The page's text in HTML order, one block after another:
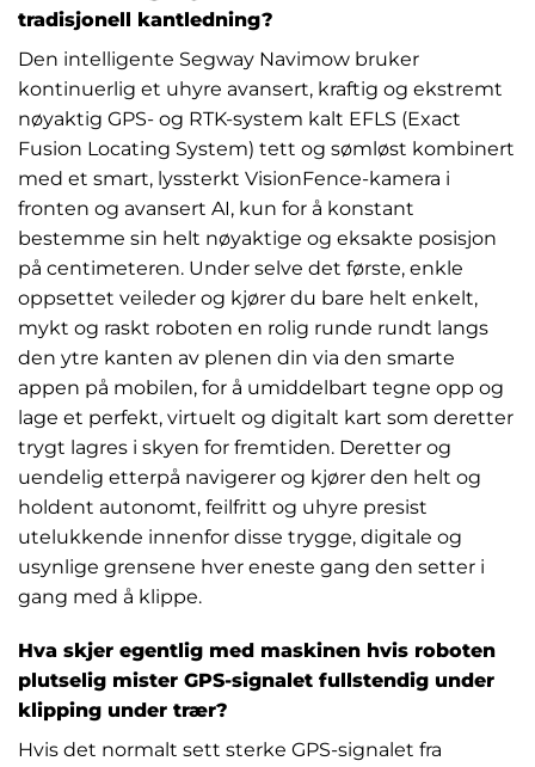
tradisjonell kantledning?
Den intelligente Segway Navimow bruker
kontinuerlig et uhyre avansert, kraftig og ekstremt
nøyaktig GPS- og RTK-system kalt EFLS (Exact
Fusion Locating System) tett og sømløst kombinert
med et smart, lyssterkt VisionFence-kamera i
fronten og avansert AI, kun for å konstant
bestemme sin helt nøyaktige og eksakte posisjon
på centimeteren. Under selve det første, enkle
oppsettet veileder og kjører du bare helt enkelt,
mykt og raskt roboten en rolig runde rundt langs
den ytre kanten av plenen din via den smarte
appen på mobilen, for å umiddelbart tegne opp og
lage et perfekt, virtuelt og digitalt kart som deretter
trygt lagres i skyen for fremtiden. Deretter og
uendelig etterpå navigerer og kjører den helt og
holdent autonomt, feilfritt og uhyre presist
utelukkende innenfor disse trygge, digitale og
usynlige grensene hver eneste gang den setter i
gang med å klippe.
Hva skjer egentlig med maskinen hvis roboten
plutselig mister GPS-signalet fullstendig under
klipping under trær?
Hvis det normalt sett sterke GPS-signalet fra